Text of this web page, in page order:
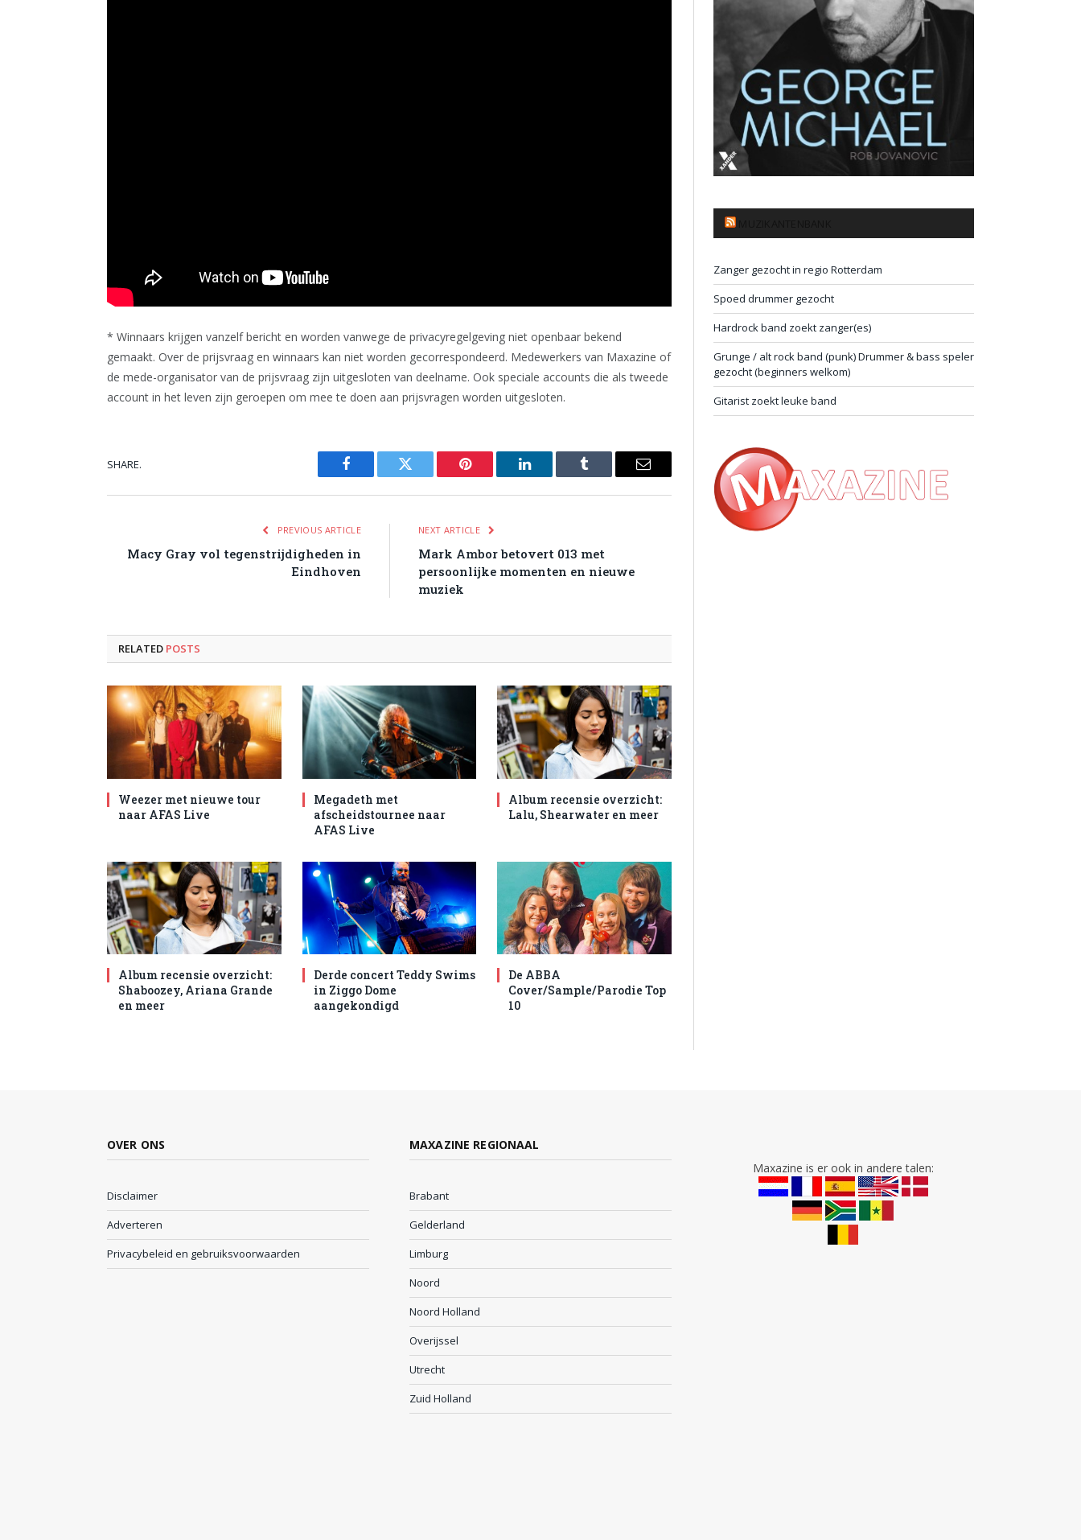
* Winnaars krijgen vanzelf bericht en worden vanwege de privacyregelgeving niet openbaar bekend
gemaakt. Over de prijsvraag en winnaars kan niet worden gecorrespondeerd. Medewerkers van Maxazine of
de mede-organisator van de prijsvraag zijn uitgesloten van deelname. Ook speciale accounts die als tweede
account in het leven zijn geroepen om mee te doen aan prijsvragen worden uitgesloten.
SHARE.
Facebook Twitter Pinterest LinkedIn Tumblr Email
PREVIOUS ARTICLE
Macy Gray vol tegenstrijdigheden in
Eindhoven
NEXT ARTICLE
Mark Ambor betovert 013 met
persoonlijke momenten en nieuwe
muziek
RELATED POSTS
Weezer met nieuwe tour
naar AFAS Live
Megadeth met
afscheidstournee naar
AFAS Live
Album recensie overzicht:
Lalu, Shearwater en meer
Album recensie overzicht:
Shaboozey, Ariana Grande
en meer
Derde concert Teddy Swims
in Ziggo Dome
aangekondigd
De ABBA
Cover/Sample/Parodie Top
10
Zanger gezocht in regio Rotterdam
Spoed drummer gezocht
Hardrock band zoekt zanger(es)
Grunge / alt rock band (punk) Drummer & bass speler
gezocht (beginners welkom)
Gitarist zoekt leuke band
OVER ONS
Disclaimer
Adverteren
Privacybeleid en gebruiksvoorwaarden
MAXAZINE REGIONAAL
Brabant
Gelderland
Limburg
Noord
Noord Holland
Overijssel
Utrecht
Zuid Holland
Maxazine is er ook in andere talen: